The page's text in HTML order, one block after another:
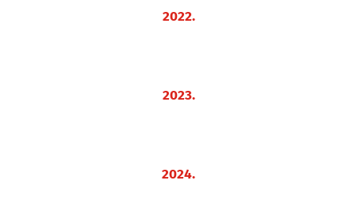
2022.
2023.
2024.